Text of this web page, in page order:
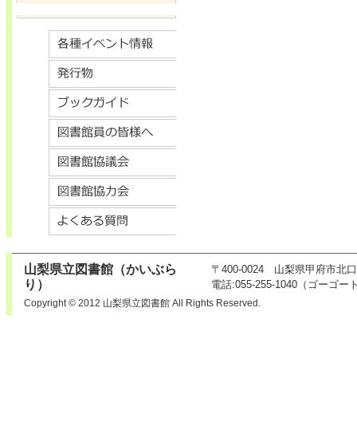
山梨県立図書館（かいぶら
り）
〒400-0024 山梨県甲府市北
電話:055-255-1040（ゴーゴ
Copyright © 2012 山梨県立図書館 All Rights Reserved.